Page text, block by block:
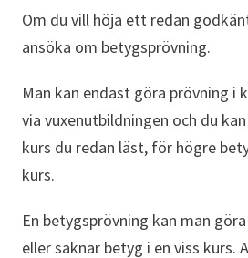
Om du vill höja ett redan
ansöka om betygsprövning.
Man kan endast göra prövning i
via vuxenutbildningen och du
kurs du redan läst, för högre
kurs.
En betygsprövning kan man
eller saknar betyg i en viss kurs.